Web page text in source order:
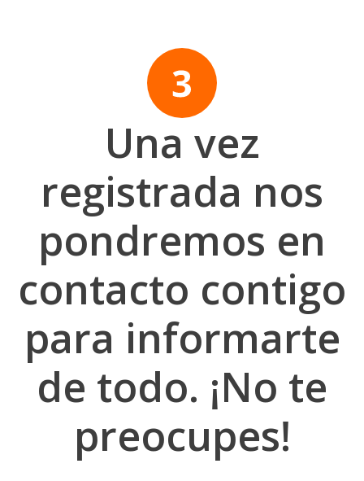
Una vez
registrada nos
pondremos en
contacto contigo
para informarte
de todo. ¡No te
preocupes!